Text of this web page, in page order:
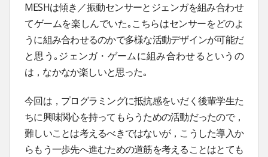
MESHは傾き／振動センサーとジェンガを組み合わせ
てゲームを楽しんでいた｡こちらはセンサーをどのよ
うに組み合わせるのかで多様な活動デザインが可能だ
と思う｡ジェンガ・ゲームに組み合わせるというの
は，なかなか楽しいと思った｡
今回は，プログラミングに抵抗感をいだく後輩学生た
ちに興味関心を持ってもらうための活動だったので，
難しいことは考えるべきではないが，こうした導入か
らもう一歩先へ進むための道筋を考えることはとても